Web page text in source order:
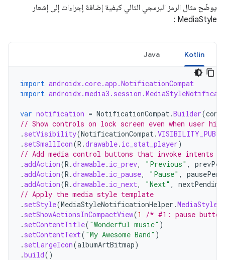
يوضّح مثال الرمز البرمجي التالي كيفية إضافة إجراءات إلى إشعار
MediaStyle :
Kotlin
Java
import androidx.core.app.NotificationCompat
import
var notification = NotificationCompat.Builder(
// Show controls on lock screen even when user
. setVisibility(NotificationCompat.
. setSmallIcon(R .drawable. ic_stat_player)
// Add media control buttons that invoke intents
.addAction(R .drawable. ic_prev, "Previous" ,
.addAction(R .drawable. ic_pause, "Pause" ,
.addAction(R .drawable. ic_next, "Next" ,
// Apply the media style template
. setStyle(MediaStyleNotificationHelper .MediaStyle
. setShowActionsInCompactView(1
/* #1: pause
. setContentTitle( "Wonderful music" )
. setContentText( "My Awesome Band" )
. setLargeIcon(albumArtBitmap)
.build()